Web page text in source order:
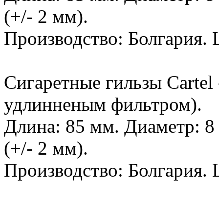
(+/- 2 мм).
Производство: Болгария.
Сигаретные гильзы
удлинненым фильтром).
Длина: 85 мм. Диаметр:
(+/- 2 мм).
Производство: Болгария.